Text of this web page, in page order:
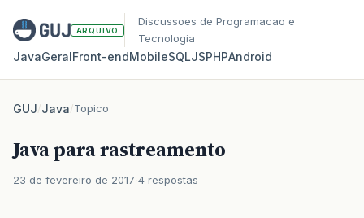
ARQUIVO
Discussoes de Programacao e
Tecnologia
JavaGeralFront‑endMobileSQLJSPHPAndroid
GUJ/Java/Topico
Java para rastreamento
23 de fevereiro de 2017 4 respostas